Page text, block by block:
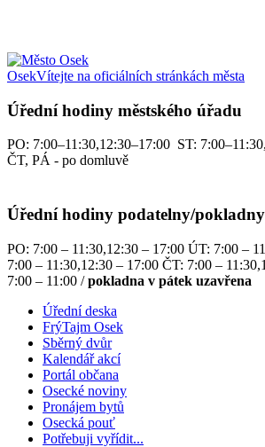
OsekVítejte na oficiálních stránkách města
Úřední hodiny městského úřadu
PO: 7:00–11:30,12:30–17:00 ST:
ČT, PÁ - po domluvě
Úřední hodiny podatelny/pokladny
PO: 7:00 – 11:30,12:30 – 17:00 ÚT: 7:00 –
7:00 – 11:30,12:30 – 17:00 ČT: 7:00 –
7:00 – 11:00 /pokladna v pátek uzavřena
Úřední deska
FrýTajm Osek
Sběrný dvůr
Kalendář akcí
Portál občana
Osecké noviny
Pronájem bytů
Osecká pouť
Potřebuji vyřídit...